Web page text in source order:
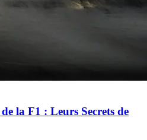
la F1 : Leurs Secrets de